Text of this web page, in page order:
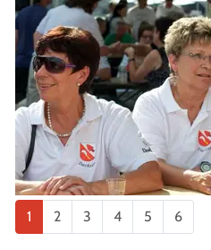
1 2 3 4 5 6